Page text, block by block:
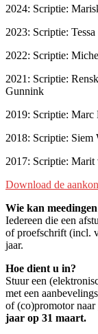
2024: Scriptie:
2023: Scriptie:
2022: Scriptie:
2021: Scriptie:
Gunnink
2019: Scriptie:
2018: Scriptie: Siem
2017: Scriptie:
Download de
Wie kan
Iedereen die een
of proefschrift (incl.
jaar.
Hoe dient u in?
Stuur een
met een
of (co)promotor naar
jaar op 31 maart.